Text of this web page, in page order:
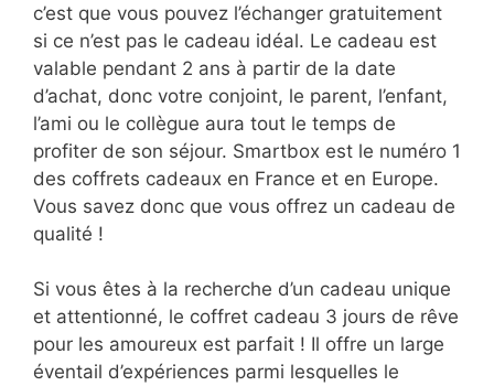
c’est que vous pouvez l’échanger gratuitement
si ce n’est pas le cadeau idéal. Le cadeau est
valable pendant 2 ans à partir de la date
d’achat, donc votre conjoint, le parent, l’enfant,
l’ami ou le collègue aura tout le temps de
profiter de son séjour. Smartbox est le numéro 1
des coffrets cadeaux en France et en Europe.
Vous savez donc que vous offrez un cadeau de
qualité !
Si vous êtes à la recherche d’un cadeau unique
et attentionné, le coffret cadeau 3 jours de rêve
pour les amoureux est parfait ! Il offre un large
éventail d’expériences parmi lesquelles le